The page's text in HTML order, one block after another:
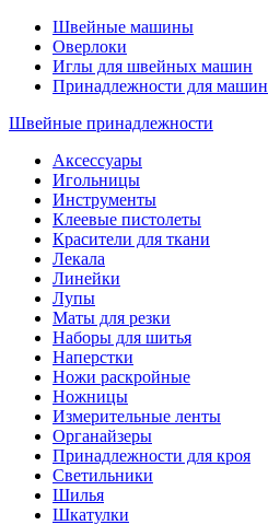
Швейные машины
Оверлоки
Иглы для швейных машин
Принадлежности для машин
Швейные принадлежности
Аксессуары
Игольницы
Инструменты
Клеевые пистолеты
Красители для ткани
Лекала
Линейки
Лупы
Маты для резки
Наборы для шитья
Наперстки
Ножи раскройные
Ножницы
Измерительные ленты
Органайзеры
Принадлежности для кроя
Светильники
Шилья
Шкатулки